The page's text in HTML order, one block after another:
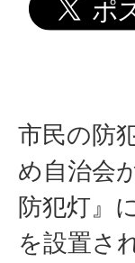
市民の防
め自治会
防犯灯』
を設置さ